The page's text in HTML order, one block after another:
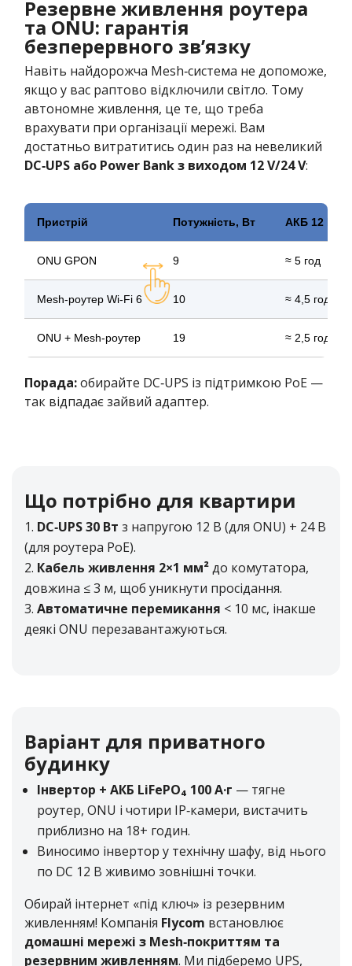
Резервне живлення роутера
та ONU: гарантія
безперервного зв’язку
Навіть найдорожча Mesh‑система не допоможе,
якщо у вас раптово відключили світло. Тому
автономне живлення, це те, що треба
врахувати при організації мережі. Вам
достатньо витратитись один раз на невеликий
DC‑UPS або Power Bank з виходом 12 V/24 V:
Пристрій Потужність, Вт АКБ 12 В 7
ONU GPON 9 ≈ 5 год
Mesh‑роутер Wi‑Fi 6 10 ≈ 4,5 год
ONU + Mesh‑роутер 19 ≈ 2,5 год
Порада:обирайте DC‑UPS із підтримкою PoE —
так відпадає зайвий адаптер.
Що потрібно для квартири
DC‑UPS 30 Вт з напругою 12 В (для ONU) + 24 В
(для роутера PoE).
Кабель живлення 2×1 мм²до комутатора,
довжина ≤ 3 м, щоб уникнути просідання.
Автоматичне перемикання < 10 мс, інакше
деякі ONU перезавантажуються.
Варіант для приватного
будинку
Інвертор + АКБ LiFePO₄ 100 А·г — тягне
роутер, ONU і чотири IP‑камери, вистачить
приблизно на 18+ годин.
Виносимо інвертор у технічну шафу, від нього
по DC 12 В живимо зовнішні точки.
Обирай інтернет «під ключ» із резервним
живленням! Компанія Flycom встановлює
домашні мережі з Mesh‑покриттям та
резервним живленням. Ми підберемо UPS,
поверх
с. Маразліївка, -> с.Олексіївка, вул. Нижня 32, маг.
«Затишок»
с. Маяки. Магазин “Мобільні телефони”, вул. Богачова,
85а (ринок)
с. Маяки. Магазин “Смайл”, вул. Богачова, 85а (ринок)
с. Маяки. Магазин «Автозапчастини» навпроти ринку
с. Молога. Магазин «Мандарин», вул. Кишинівська, 6а
с. Надлиманське. Магазин «Овідій»
с. Піонерське (с.Виноградне) Магазин ПП «У
Олексієнка»
с. Секретарівка. Магазин(Продукти), вул. Гагаріна, 140
с. Семенівка. (ПП Зайцев) Бар «Катруся», вул.
Кишенівська, 1
с. Староказаче. Магазин “Фотомагазин”, вул.
Горького, 22/2
с. Степанівка. Магазин ПП «Лосєв», Маназін ПП
«Новицька»
с. Троїцьке. в універсамі «Троїцький», вул. Перемоги,
29
с. Яськи. Універсам “АННА”, вул. Леніна, 79